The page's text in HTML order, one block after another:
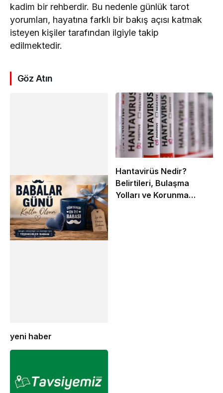
kadim bir rehberdir. Bu nedenle günlük tarot
yorumları, hayatına farklı bir bakış açısı katmak
isteyen kişiler tarafından ilgiyle takip
edilmektedir.
Göz Atın
yeni haber
Hantavirüs Nedir?
Belirtileri, Bulaşma
Yolları ve Korunma